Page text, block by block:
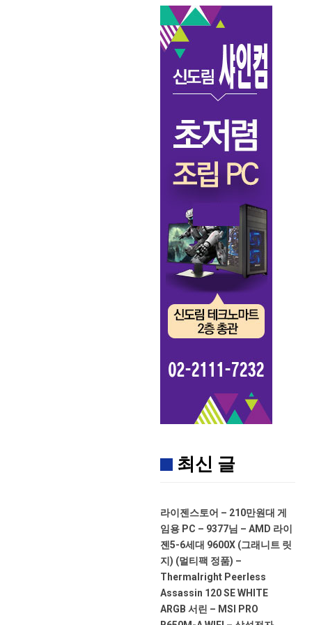
최신 글
라이젠스토어 – 210만원대 게
임용 PC – 9377님 – AMD 라이
젠5-6세대 9600X (그래니트 릿
지) (멀티팩 정품) –
Thermalright Peerless
Assassin 120 SE WHITE
ARGB 서린 – MSI PRO